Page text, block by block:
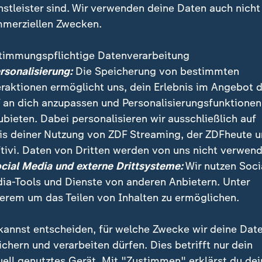
in einem Pflegeheim in Irland. Der Kontakt mit
und die Gesundheit und zaubert den Bewohnern
sind. Wir verwenden deine Daten auch nicht
Zwecken.
Datenverarbeitung
Die Speicherung von bestimmten
ermöglicht uns, dein Erlebnis im Angebot
an dich anzupassen und Personalisierungsfunktionen
Dabei personalisieren wir ausschließlich auf
deiner Nutzung von ZDF Streaming, der ZDFheute
Daten von Dritten werden von uns nicht
Media und externe Drittsysteme:Wir nutzen
Tools und Dienste von anderen Anbietern. Unter
um das Teilen von Inhalten zu ermöglichen.
entscheiden, für welche Zwecke wir deine
und verarbeiten dürfen. Dies betrifft nur dein